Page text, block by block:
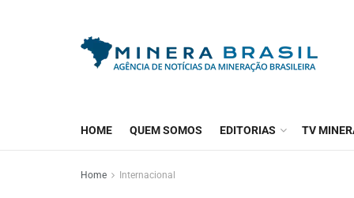
HOME QUEM SOMOS EDITORIAS TV
Home Internacional